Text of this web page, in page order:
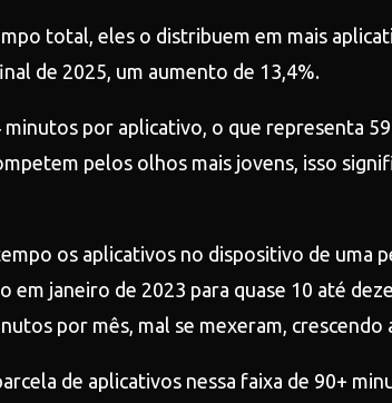
total, eles o distribuem em mais
de 2025, um aumento de 13,4%.
por aplicativo, o que representa
pelos olhos mais jovens, isso
os aplicativos no dispositivo de uma
janeiro de 2023 para quase 10 até
por mês, mal se mexeram, crescendo
de aplicativos nessa faixa de 90+